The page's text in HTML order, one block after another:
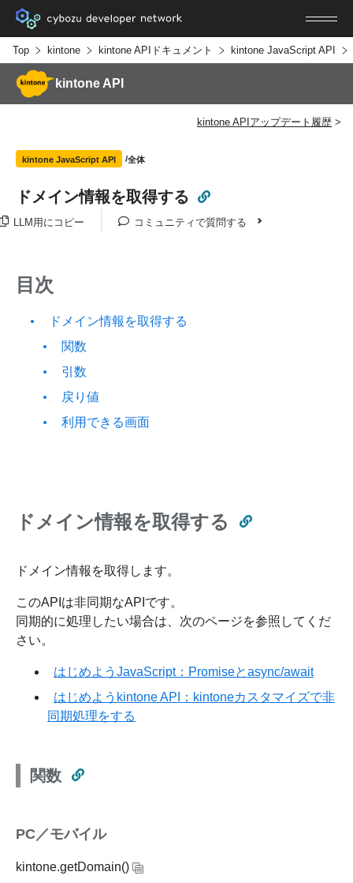
Top kintone kintone APIドキュメント kintone JavaScript API
kintone API
kintone APIアップデート履歴
kintone JavaScript API 全体
ドメイン情報を取得する
LLM用にコピー コミュニティで質問する
目次
ドメイン情報を取得する
関数
引数
戻り値
利用できる画面
ドメイン情報を取得する
ドメイン情報を取得します。
このAPIは非同期なAPIです。
同期的に処理したい場合は、次のページを参照してくだ
さい。
はじめようJavaScript：Promiseとasync/await
はじめようkintone API：kintoneカスタマイズで非
同期処理をする
関数
PC／モバイル
kintone.getDomain()